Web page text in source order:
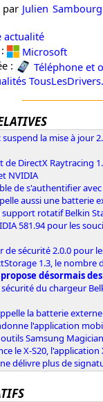
par Julien Sambourg
actualité
Microsoft
:
Téléphone et
suspend la mise à jour
de DirectX Raytracing
NVIDIA
de s'authentifier
aussi une batterie
support rotatif Belkin
581.94 pour les
de sécurité 2.0.0 pour
1.3, le nombre
propose désormais
sécurité du chargeur
la batterie
l'application
Samsung
le X-S20,
délivre plus de